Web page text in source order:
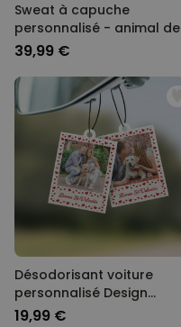
Sweat à capuche
personnalisé - animal de
compagnie version BD
39,99 €
Désodorisant voiture
personnalisé Design
polaroïd avec cœurs - Lot
19,99 €